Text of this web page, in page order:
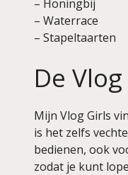
– Honingbij
– Waterrace
– Stapeltaarten
De
Mijn Vlog Girls
is het zelfs
bedienen, ook
zodat je kunt